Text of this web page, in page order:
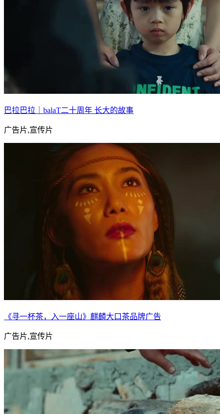
巴拉巴拉｜balaT二十周年 长大的故事
广告片,宣传片
《寻一杯茶，入一座山》麒麟大口茶品牌广告
广告片,宣传片